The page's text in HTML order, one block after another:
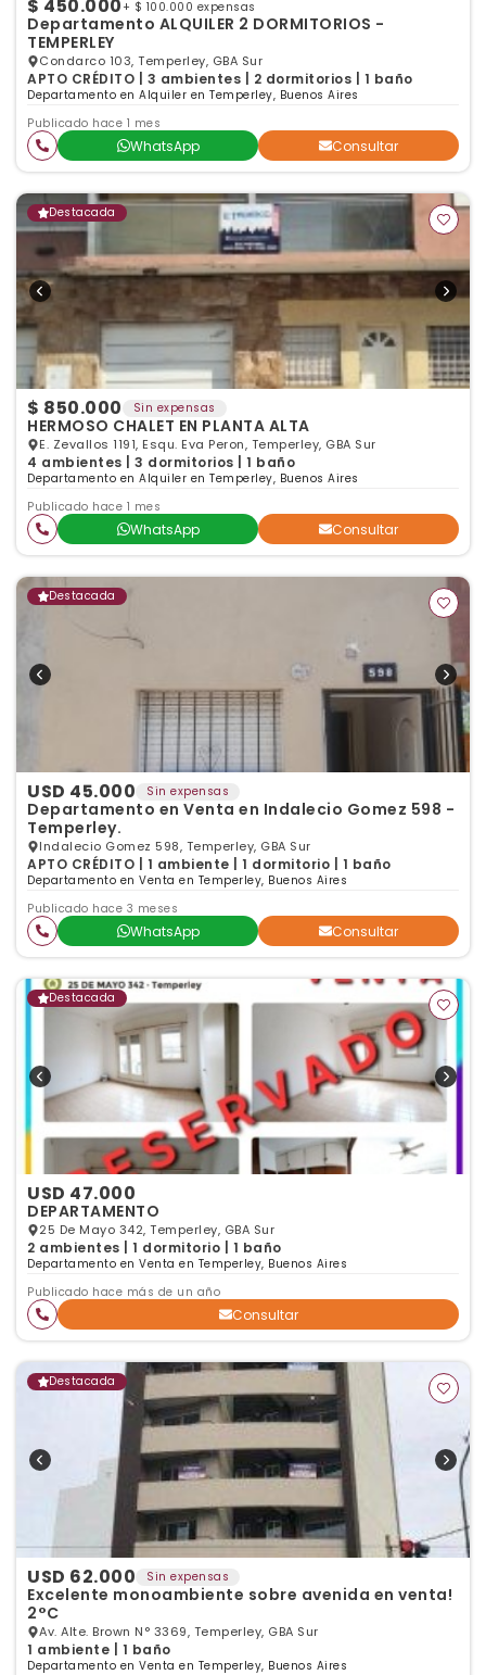
$ 450.000 + $ 100.000 expensas
Departamento ALQUILER 2 DORMITORIOS -
TEMPERLEY
Condarco 103, Temperley, GBA Sur
APTO CRÉDITO | 3 ambientes | 2 dormitorios | 1 baño
Departamento en Alquiler en Temperley, Buenos Aires
Publicado hace 1 mes
WhatsApp Consultar
Destacada
$ 850.000 Sin expensas
HERMOSO CHALET EN PLANTA ALTA
E. Zevallos 1191, Esqu. Eva Peron, Temperley, GBA Sur
4 ambientes | 3 dormitorios | 1 baño
Departamento en Alquiler en Temperley, Buenos Aires
Publicado hace 1 mes
WhatsApp Consultar
Destacada
USD 45.000 Sin expensas
Departamento en Venta en Indalecio Gomez 598 -
Temperley.
Indalecio Gomez 598, Temperley, GBA Sur
APTO CRÉDITO | 1 ambiente | 1 dormitorio | 1 baño
Departamento en Venta en Temperley, Buenos Aires
Publicado hace 3 meses
WhatsApp Consultar
Destacada
USD 47.000
DEPARTAMENTO
25 De Mayo 342, Temperley, GBA Sur
2 ambientes | 1 dormitorio | 1 baño
Departamento en Venta en Temperley, Buenos Aires
Publicado hace más de un año
Consultar
Destacada
USD 62.000 Sin expensas
Excelente monoambiente sobre avenida en venta!
2°C
Av. Alte. Brown N° 3369, Temperley, GBA Sur
1 ambiente | 1 baño
Departamento en Venta en Temperley, Buenos Aires